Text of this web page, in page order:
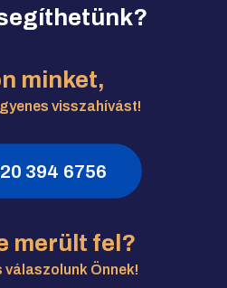
minket,
visszahívást!
394 6756
merült fel?
válaszolunk Önnek!